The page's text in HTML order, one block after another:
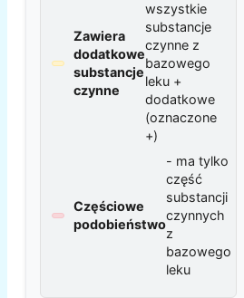
Zawiera
dodatkowe
substancje
czynne
wszystkie
substancje
czynne z
bazowego
leku +
dodatkowe
(oznaczone
+)
Częściowe
podobieństwo
- ma tylko
część
substancji
czynnych
z
bazowego
leku